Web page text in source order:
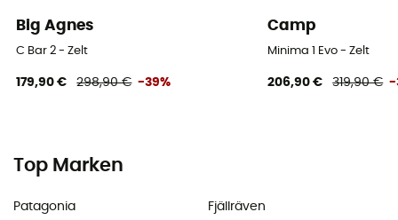
Big Agnes
C Bar 2 - Zelt
179,90 € 298,90 € -39%
Camp
Minima 1 Evo - Zelt
206,90 € 319,90 € -
Top Marken
Patagonia
Fjällräven